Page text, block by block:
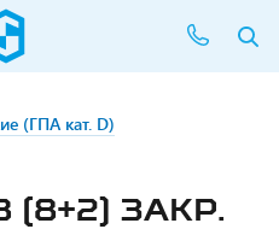
(ГПА кат. D)
(8+2) ЗАКР.